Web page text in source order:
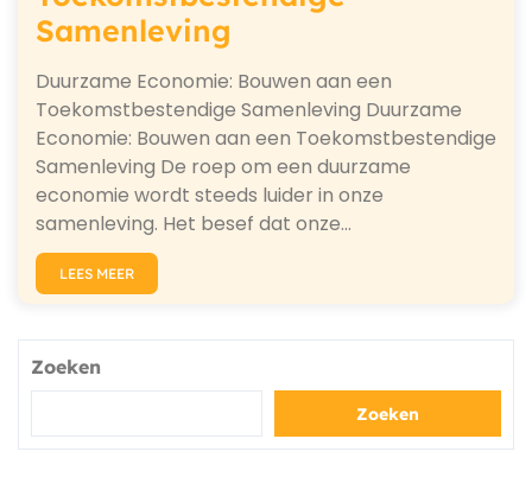
Samenleving
Duurzame Economie: Bouwen aan een
Toekomstbestendige Samenleving Duurzame
Economie: Bouwen aan een Toekomstbestendige
Samenleving De roep om een duurzame
economie wordt steeds luider in onze
samenleving. Het besef dat onze…
LEES MEER
Zoeken
Zoeken